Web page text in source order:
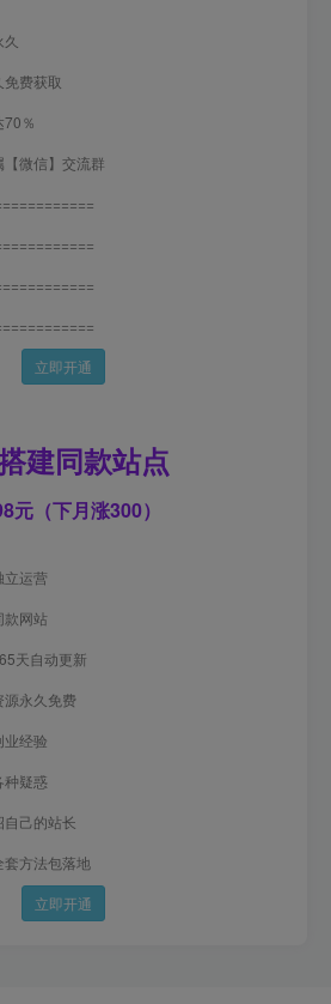
费获取
％
微信】交流群
立即开通
建同款站点
元（下月涨300）
立运营
款网站
天自动更新
源永久免费
业经验
种疑惑
己的站长
方法包落地
立即开通